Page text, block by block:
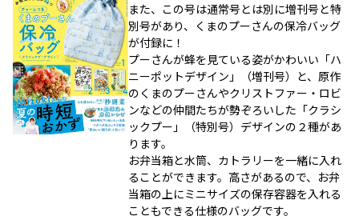
また、この号は通常号とは別に増刊号と特
別号があり、くまのプーさんの保冷バッグ
が付録に！
プーさんが蜂を見ている姿がかわいい「ハ
ニーポットデザイン」（増刊号）と、原作
のくまのプーさんやクリストファー・ロビ
ンなどの仲間たちが勢ぞろいした「クラシ
ックプー」（特別号）デザインの２種があ
ります。
お弁当箱と水筒、カトラリーを一緒に入れ
ることができます。高さがあるので、お弁
当箱の上にミニサイズの保存容器を入れる
こともできる仕様のバッグです。